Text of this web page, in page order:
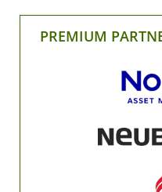
PREMIUM